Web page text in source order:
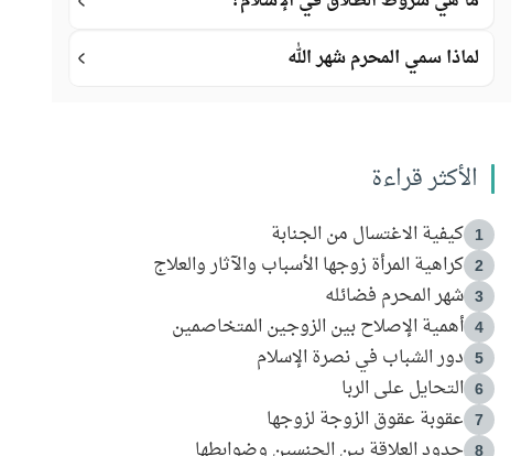
لماذا سمي المحرم شهر الله
الأكثر قراءة
1 كيفية الاغتسال من الجنابة
2 كراهية المرأة زوجها الأسباب والآثار والعلاج
3 شهر المحرم فضائله
4 أهمية الإصلاح بين الزوجين المتخاصمين
5 دور الشباب في نصرة الإسلام
6 التحايل على الربا
7 عقوبة عقوق الزوجة لزوجها
8